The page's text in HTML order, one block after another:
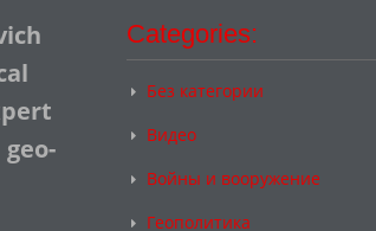
Categories:
Без категории
Видео
Войны и вооружение
Геополитика